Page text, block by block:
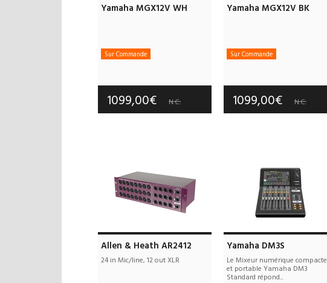
Yamaha MGX12V WH
Sur Commande
Garantie :3 an(s)
1099,00€ N.C.
Yamaha MGX12V BK
Sur Commande
Garantie :3 an(s)
1099,00€ N.C.
Allen & Heath AR2412
24 in Mic/line, 12 out XLR
Yamaha DM3S
Le Mixeur numérique compacte
et portable Yamaha DM3
Standard répond...